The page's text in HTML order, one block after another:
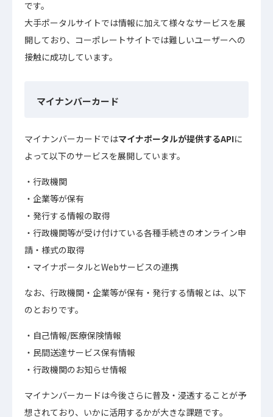
です。
大手ポータルサイトでは情報に加えて様々なサービスを展
開しており、コーポレートサイトでは難しいユーザーへの
接触に成功しています。
マイナンバーカード
マイナンバーカードではマイナポータルが提供するAPIに
よって以下のサービスを展開しています。
行政機関
企業等が保有
発行する情報の取得
行政機関等が受け付けている各種手続きのオンライン申
請・様式の取得
マイナポータルとWebサービスの連携
なお、行政機関・企業等が保有・発行する情報とは、以下
のとおりです。
自己情報/医療保険情報
民間送達サービス保有情報
行政機関のお知らせ情報
マイナンバーカードは今後さらに普及・浸透することが予
想されており、いかに活用するかが大きな課題です。